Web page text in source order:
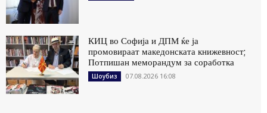
КИЦ во Софија и ДПМ ќе ја
промовираат македонската книжевност;
Потпишан меморандум за соработка
Шоубиз 07.08.2026 16:08